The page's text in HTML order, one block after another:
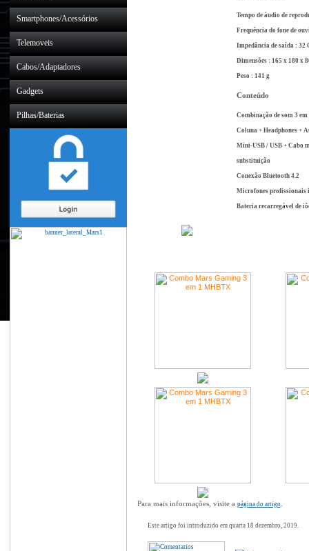
Smartphones/Acessórios
Telemoveis
Cabos/Adaptadores
Gadgets
Pilhas/Baterias
Tempo de áudio de
Frequência do fone de
Impedância de saída : 32
Dimensões : 165 x 180 x
Peso : 141 g
Conteúdo
Combinação de som 3 em
Coluna + Headphones +
Mini-USB / USB + Cabo
substituição
Conexão Bluetooth 4.2
Microfones profissionais
Bateria recarregável de
Para mais informações, visite a página do artigo.
Este artigo foi introduzido em quarta 18 dezembro, 2019.